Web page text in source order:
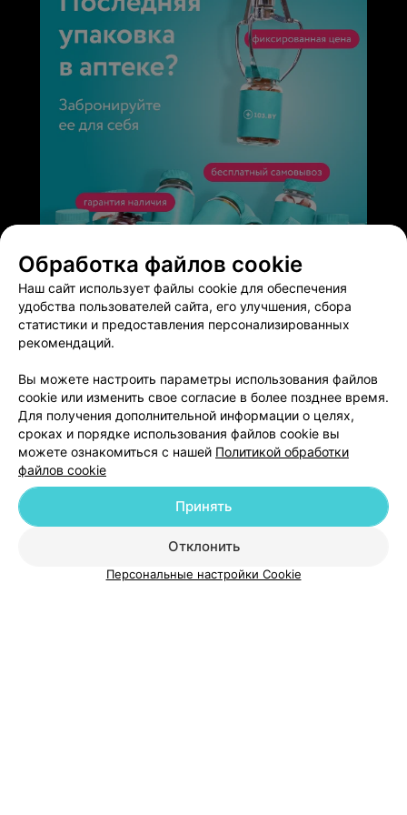
это после её ухода , на моих глазах она выкрутила
прищепку в сторону, в которую вообще раньше
пуповинный остаток не крутился , в итоге пуп стал
красным, висел на нитке, было видно, что ребенка это
беспокоило и остатку было еще рано отпадать(шли 4
сутки после выписки). Опрос знакомых показал, что у
всех идентичное мнение о ней, не знаю почему на
сайте такие отзывы. К слову медсестра у нас очень
приятная.
Добавить специалиста
О проекте Новости проекта
Размещение рекламы
Медицинский маркетинг
Публичный договор
Пользовательское соглашение
Способы оплаты
Обработка файлов cookie
Наш сайт использует файлы cookie для обеспечения
удобства пользователей сайта, его улучшения, сбора
статистики и предоставления персонализированных
рекомендаций.
Вы можете настроить параметры использования файлов
cookie или изменить свое согласие в более позднее время.
Для получения дополнительной информации о целях,
сроках и порядке использования файлов cookie вы
можете ознакомиться с нашей Политикой обработки
файлов cookie
Отклонить
Принять
Персональные настройки Cookie